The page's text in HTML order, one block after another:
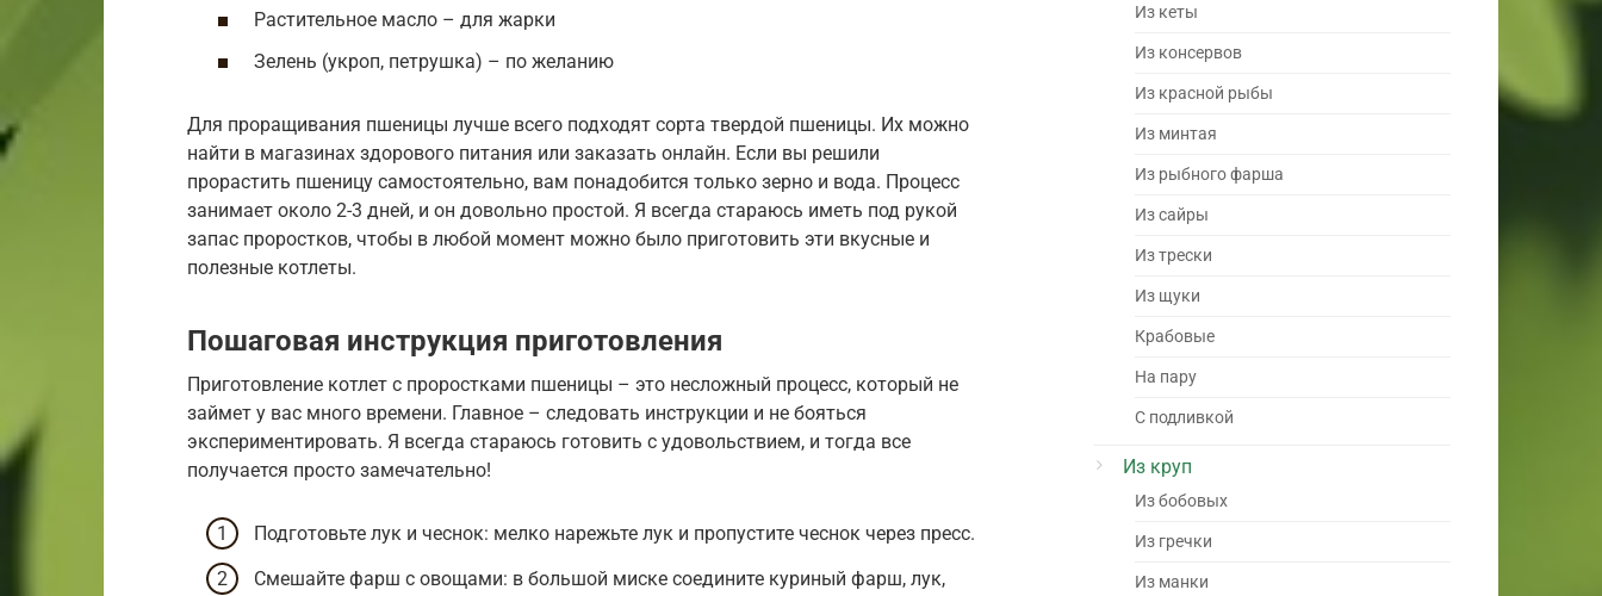
Растительное масло – для жарки
Зелень (укроп, петрушка) – по желанию
Для проращивания пшеницы лучше всего подходят сорта твердой пшеницы. Их можно
найти в магазинах здорового питания или заказать онлайн. Если вы решили
прорастить пшеницу самостоятельно, вам понадобится только зерно и вода. Процесс
занимает около 2-3 дней, и он довольно простой. Я всегда стараюсь иметь под рукой
запас проростков, чтобы в любой момент можно было приготовить эти вкусные и
полезные котлеты.
Пошаговая инструкция приготовления
Приготовление котлет с проростками пшеницы – это несложный процесс, который не
займет у вас много времени. Главное – следовать инструкции и не бояться
экспериментировать. Я всегда стараюсь готовить с удовольствием, и тогда все
получается просто замечательно!
Подготовьте лук и чеснок: мелко нарежьте лук и пропустите чеснок через пресс.
Смешайте фарш с овощами: в большой миске соедините куриный фарш, лук,
Из кеты
Из консервов
Из красной рыбы
Из минтая
Из рыбного фарша
Из сайры
Из трески
Из щуки
Крабовые
На пару
С подливкой
Из круп
Из бобовых
Из гречки
Из манки